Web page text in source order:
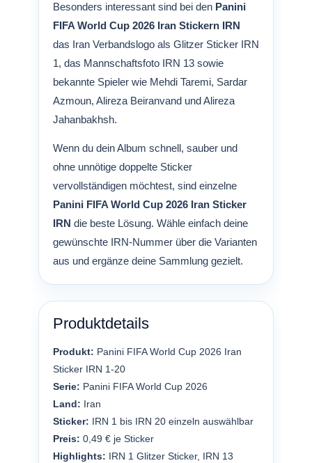
Besonders interessant sind bei den Panini
FIFA World Cup 2026 Iran Stickern IRN
das Iran Verbandslogo als Glitzer Sticker IRN
1, das Mannschaftsfoto IRN 13 sowie
bekannte Spieler wie Mehdi Taremi, Sardar
Azmoun, Alireza Beiranvand und Alireza
Jahanbakhsh.
Wenn du dein Album schnell, sauber und
ohne unnötige doppelte Sticker
vervollständigen möchtest, sind einzelne
Panini FIFA World Cup 2026 Iran Sticker
IRN die beste Lösung. Wähle einfach deine
gewünschte IRN-Nummer über die Varianten
aus und ergänze deine Sammlung gezielt.
Produktdetails
Produkt: Panini FIFA World Cup 2026 Iran
Sticker IRN 1-20
Serie: Panini FIFA World Cup 2026
Land: Iran
Sticker: IRN 1 bis IRN 20 einzeln auswählbar
Preis: 0,49 € je Sticker
Highlights: IRN 1 Glitzer Sticker, IRN 13